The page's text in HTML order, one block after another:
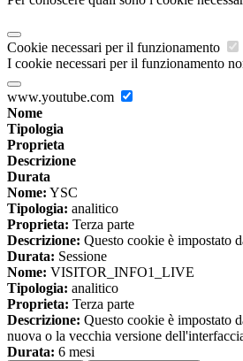
Cookie necessari per il funzionamento
I cookie necessari per il funzionamento
www.youtube.com
Nome
Tipologia
Proprieta
Descrizione
Durata
Nome: YSC
Tipologia: analitico
Proprieta: Terza parte
Descrizione: Questo cookie è impostato
Durata: Sessione
Nome: VISITOR_INFO1_LIVE
Tipologia: analitico
Proprieta: Terza parte
Descrizione: Questo cookie è impostato
nuova o la vecchia versione
Durata: 6 mesi